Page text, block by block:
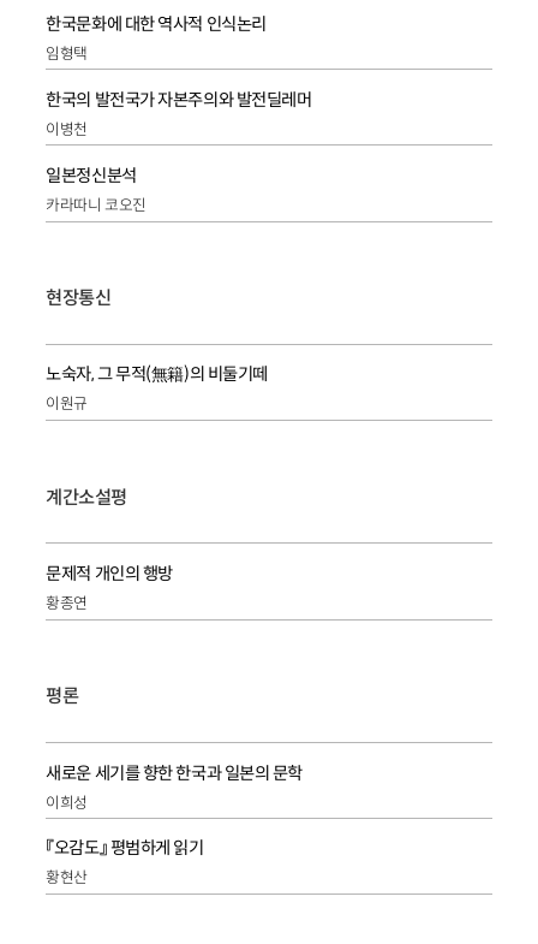
한국문화에 대한 역사적 인식논리
임형택
한국의 발전국가 자본주의와 발전딜레머
이병천
일본정신분석
카라따니 코오진
현장통신
노숙자, 그 무적(無籍)의 비둘기떼
이원규
계간소설평
문제적 개인의 행방
황종연
평론
새로운 세기를 향한 한국과 일본의 문학
이희성
『오감도』 평범하게 읽기
황현산